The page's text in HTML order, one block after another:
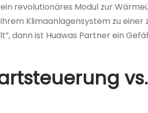
revolutionäres Modul zur
Klimaanlagensystem zu
dann ist Huawas Partner ein
vs.